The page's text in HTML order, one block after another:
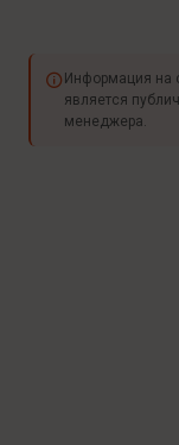
Информация на
является
менеджера.